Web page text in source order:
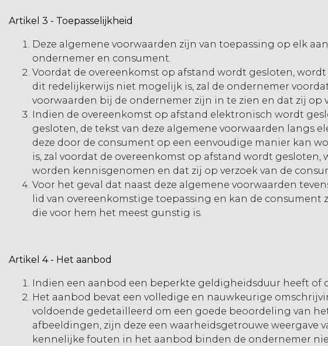
Artikel 3 - Toepasselijkheid
Deze algemene voorwaarden zijn van toepassing op elk
ondernemer en consument.
Voordat de overeenkomst op afstand wordt gesloten,
dit redelijkerwijs niet mogelijk is, zal de ondernemer
voorwaarden bij de ondernemer zijn in te zien en dat zij
Indien de overeenkomst op afstand elektronisch wordt
gesloten, de tekst van deze algemene voorwaarden langs
deze door de consument op een eenvoudige manier kan
is, zal voordat de overeenkomst op afstand wordt
worden kennisgenomen en dat zij op verzoek van de
Voor het geval dat naast deze algemene voorwaarden
lid van overeenkomstige toepassing en kan de
die voor hem het meest gunstig is.
Artikel 4 - Het aanbod
Indien een aanbod een beperkte geldigheidsduur heeft
Het aanbod bevat een volledige en nauwkeurige
voldoende gedetailleerd om een goede beoordeling van
afbeeldingen, zijn deze een waarheidsgetrouwe
kennelijke fouten in het aanbod binden de ondernemer